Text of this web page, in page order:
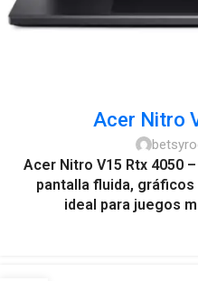
Acer Nitro
Acer Nitro V15 Rtx 4050
pantalla fluida,
ideal para juegos